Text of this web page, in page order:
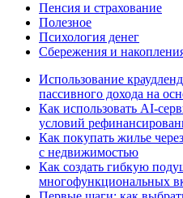
Пенсия и страхование
Полезное
Психология денег
Сбережения и
Использование
пассивного дохода на
Как использовать AI-
условий
Как покупать жилье
с недвижимостью
Как создать гибкую
многофункциональных